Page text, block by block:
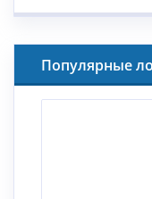
Популярные